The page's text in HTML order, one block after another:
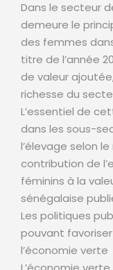
Dans le secteur
demeure le
des femmes
titre de l’année
de valeur
richesse du
L’essentiel de
dans les sous-
l’élevage selon le
contribution de
féminins à la
sénégalaise
Les politiques
pouvant
l’économie verte